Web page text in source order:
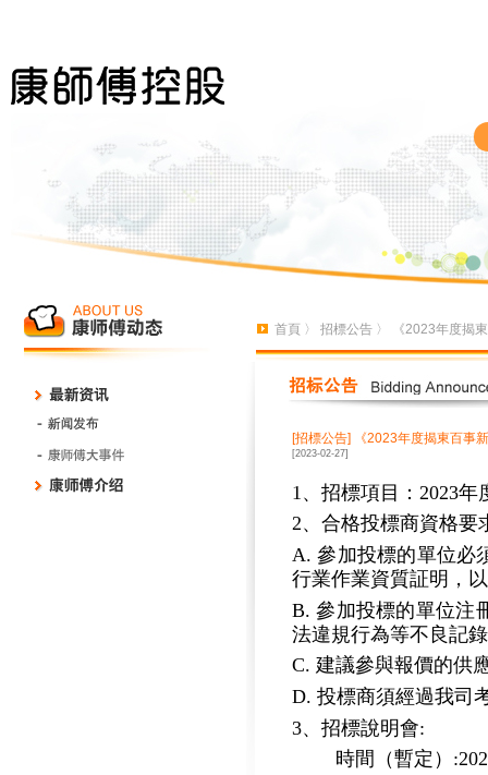
首頁 〉 招標公告 〉 《2023年度揭
[招標公告] 《2023年度揭東百事
[2023-02-27]
1、 招標項目： 2023年
2、合格投標商資格要
A. 參加投標的單位必
行業作業資質証明，
B. 參加投標的單位注
法違規行為等不良記
C. 建議參與報價的供
D. 投標商須經過我司
3、招標說明會:
時間（暫定）